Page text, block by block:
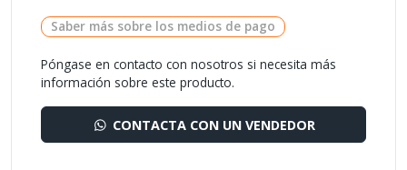
Saber más sobre los medios de pago
Póngase en contacto con nosotros si necesita más
información sobre este producto.
CONTACTA CON UN VENDEDOR